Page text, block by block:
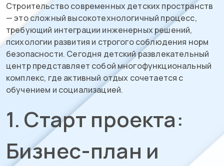
Строительство современных детских пространств
— это сложный высокотехнологичный процесс,
требующий интеграции инженерных решений,
психологии развития и строгого соблюдения норм
безопасности. Сегодня детский развлекательный
центр представляет собой многофункциональный
комплекс, где активный отдых сочетается с
обучением и социализацией.
1. Старт проекта:
Бизнес-план и